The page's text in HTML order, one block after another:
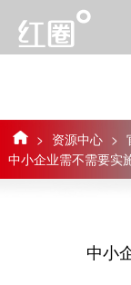
> 资源中心 >
中小企业需不需要实
中小